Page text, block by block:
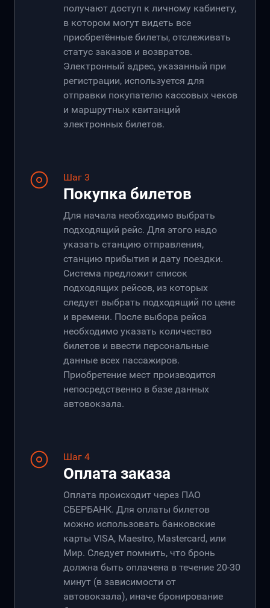
получают доступ к личному кабинету,
в котором могут видеть все
приобретённые билеты, отслеживать
статус заказов и возвратов.
Электронный адрес, указанный при
регистрации, используется для
отправки покупателю кассовых чеков
и маршрутных квитанций
электронных билетов.
Шаг 3
Покупка билетов
Для начала необходимо выбрать
подходящий рейс. Для этого надо
указать станцию отправления,
станцию прибытия и дату поездки.
Система предложит список
подходящих рейсов, из которых
следует выбрать подходящий по цене
и времени. После выбора рейса
необходимо указать количество
билетов и ввести персональные
данные всех пассажиров.
Приобретение мест производится
непосредственно в базе данных
автовокзала.
Шаг 4
Оплата заказа
Оплата происходит через ПАО
СБЕРБАНК. Для оплаты билетов
можно использовать банковские
карты VISA, Maestro, Mastercard, или
Мир. Следует помнить, что бронь
должна быть оплачена в течение 20-30
минут (в зависимости от
автовокзала), иначе бронирование